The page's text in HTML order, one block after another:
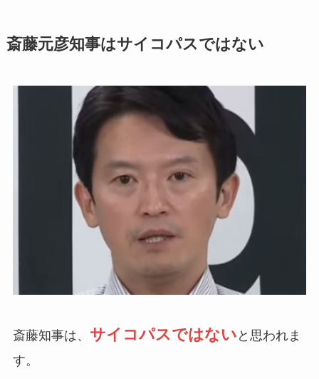
斎藤元彦知事はサイコパスではない
斎藤知事は、 サイコパスではない と思われま
す。